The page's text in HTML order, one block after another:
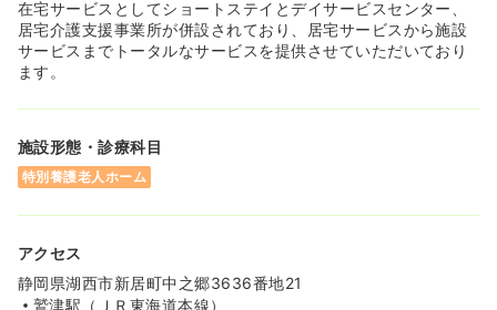
在宅サービスとしてショートステイとデイサービスセンター、
居宅介護支援事業所が併設されており、居宅サービスから施設
サービスまでトータルなサービスを提供させていただいており
ます。
施設形態・診療科目
特別養護老人ホーム
アクセス
静岡県湖西市新居町中之郷3636番地21
鷲津駅（ＪＲ東海道本線）